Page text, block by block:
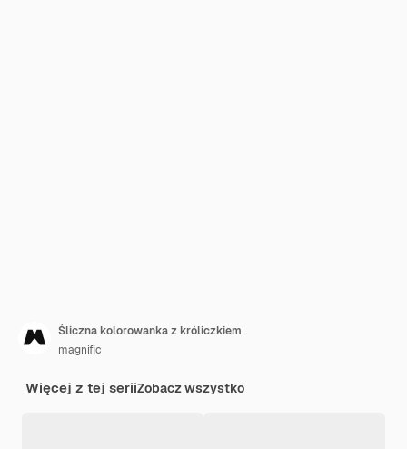
Śliczna kolorowanka z króliczkiem
magnific
Więcej z tej seriiZobacz wszystko